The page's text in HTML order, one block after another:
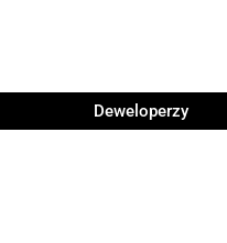
Deweloperzy